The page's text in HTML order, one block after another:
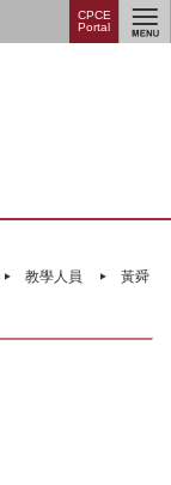
CPCE
Portal
Menu
教學人員
黃舜